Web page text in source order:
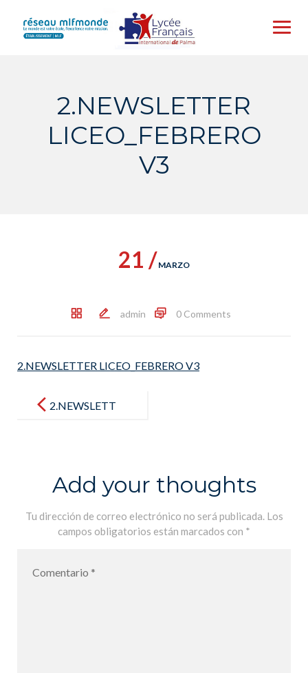
content
2.NEWSLETTER
LICEO_FEBRERO
V3
21 / MARZO
admin 0 Comments
2.NEWSLETTER LICEO_FEBRERO V3
navigation2.NEWSLETT
Add your thoughts
Tu dirección de correo electrónico no será publicada. Los
campos obligatorios están marcados con *